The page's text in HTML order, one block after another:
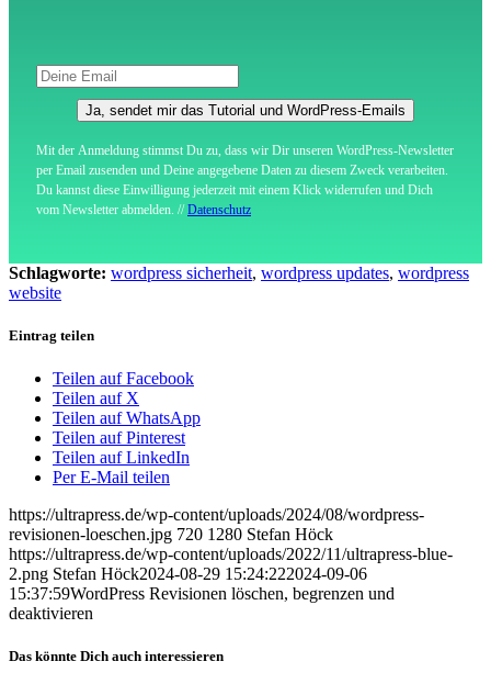
Ja, sendet mir das Tutorial und WordPress-Emails
Mit der Anmeldung stimmst Du zu, dass wir Dir unseren WordPress-Newsletter
per Email zusenden und Deine angegebene Daten zu diesem Zweck verarbeiten.
Du kannst diese Einwilligung jederzeit mit einem Klick widerrufen und Dich
vom Newsletter abmelden. //Datenschutz
Schlagworte: wordpress sicherheit, wordpress updates, wordpress
website
Eintrag teilen
Teilen auf Facebook
Teilen auf X
Teilen auf WhatsApp
Teilen auf Pinterest
Teilen auf LinkedIn
Per E-Mail teilen
https://ultrapress.de/wp-content/uploads/2024/08/wordpress-
revisionen-loeschen.jpg 720 1280 Stefan Höck
https://ultrapress.de/wp-content/uploads/2022/11/ultrapress-blue-
2.png Stefan Höck2024-08-29 15:24:222024-09-06
15:37:59WordPress Revisionen löschen, begrenzen und
deaktivieren
Das könnte Dich auch interessieren